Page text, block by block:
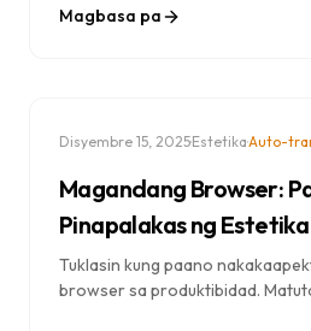
kung paano ito naghahatid ng
Magbasa pa
Disyembre 15, 2025·Estetika·Auto-
Magandang Browser:
Pinapalakas ng
Produktibidad (Gabay
Tuklasin kung paano
browser sa produktibidad.